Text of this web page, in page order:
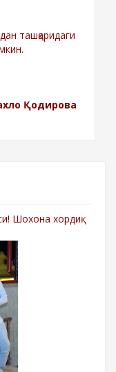
ташқаридаги
Қодирова
Шохона хордиқ